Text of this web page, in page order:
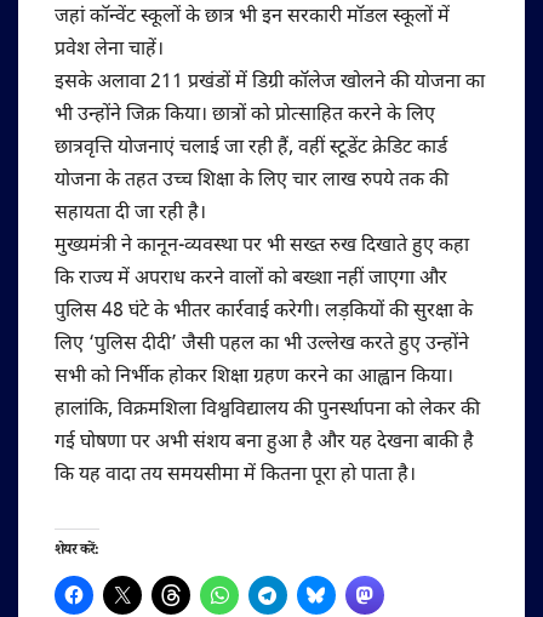
जहां कॉन्वेंट स्कूलों के छात्र भी इन सरकारी मॉडल स्कूलों में
प्रवेश लेना चाहें।
इसके अलावा 211 प्रखंडों में डिग्री कॉलेज खोलने की योजना का
भी उन्होंने जिक्र किया। छात्रों को प्रोत्साहित करने के लिए
छात्रवृत्ति योजनाएं चलाई जा रही हैं, वहीं स्टूडेंट क्रेडिट कार्ड
योजना के तहत उच्च शिक्षा के लिए चार लाख रुपये तक की
सहायता दी जा रही है।
मुख्यमंत्री ने कानून-व्यवस्था पर भी सख्त रुख दिखाते हुए कहा
कि राज्य में अपराध करने वालों को बख्शा नहीं जाएगा और
पुलिस 48 घंटे के भीतर कार्रवाई करेगी। लड़कियों की सुरक्षा के
लिए ‘पुलिस दीदी’ जैसी पहल का भी उल्लेख करते हुए उन्होंने
सभी को निर्भीक होकर शिक्षा ग्रहण करने का आह्वान किया।
हालांकि, विक्रमशिला विश्वविद्यालय की पुनर्स्थापना को लेकर की
गई घोषणा पर अभी संशय बना हुआ है और यह देखना बाकी है
कि यह वादा तय समयसीमा में कितना पूरा हो पाता है।
शेयर करें: